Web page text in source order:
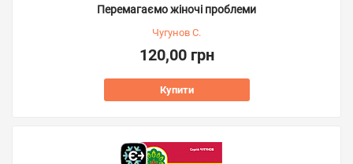
Перемагаємо жіночі проблеми
Чугунов С.
120,00 грн
Купити